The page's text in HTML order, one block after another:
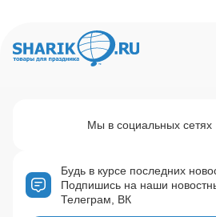
Будь в курсе последних
Подпишись на наши
Телеграм, ВК
Мы в социальных сетях